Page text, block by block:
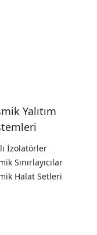
Yalıtım
İzolatörler
Sınırlayıcılar
Halat Setleri